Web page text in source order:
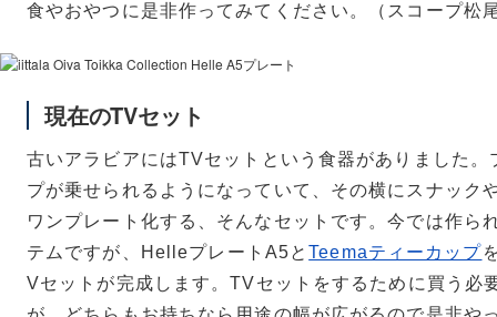
食やおやつに是非作ってみてください。（スコープ松
現在のTVセット
古いアラビアにはTVセットという食器がありました。
プが乗せられるようになっていて、その横にスナック
ワンプレート化する、そんなセットです。今では作ら
テムですが、HelleプレートA5とTeemaティーカップ
Vセットが完成します。TVセットをするために買う必